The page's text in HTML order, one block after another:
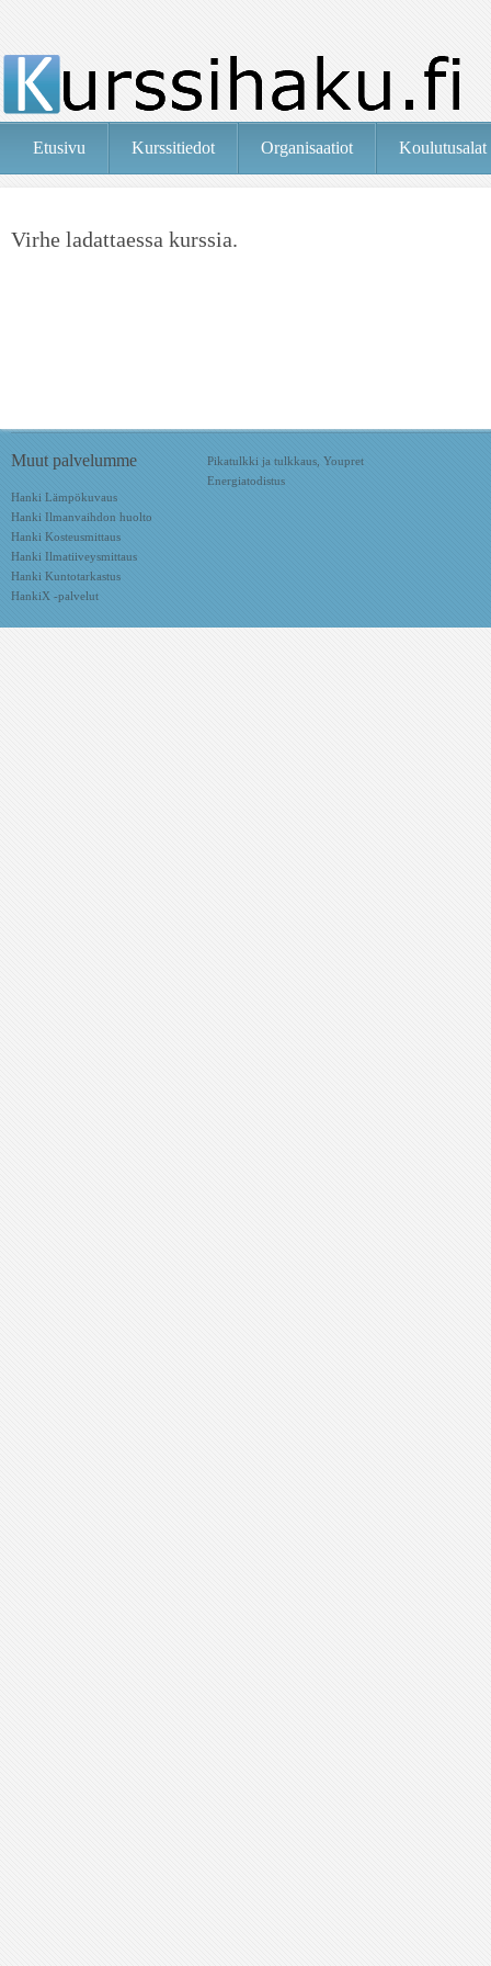
Etusivu Kurssitiedot Organisaatiot Koulutusalat
Virhe ladattaessa kurssia.
Muut palvelumme
Hanki Lämpökuvaus
Hanki Ilmanvaihdon huolto
Hanki Kosteusmittaus
Hanki Ilmatiiveysmittaus
Hanki Kuntotarkastus
HankiX -palvelut
Pikatulkki ja tulkkaus, Youpret
Energiatodistus